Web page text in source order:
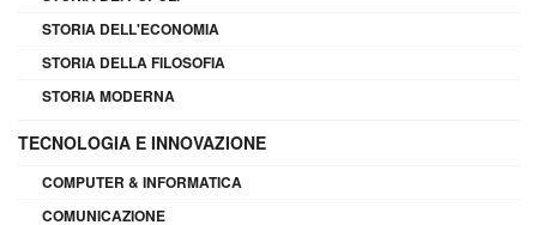
STORIA DELL'ECONOMIA
STORIA DELLA FILOSOFIA
STORIA MODERNA
TECNOLOGIA E INNOVAZIONE
COMPUTER & INFORMATICA
COMUNICAZIONE